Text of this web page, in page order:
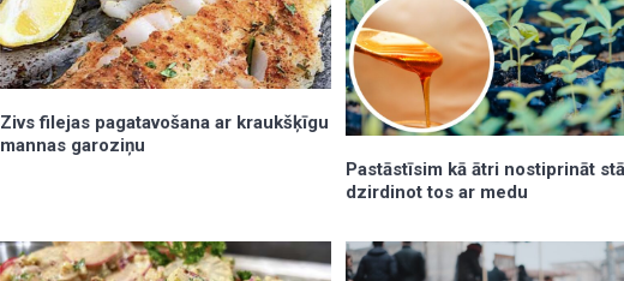
Zivs filejas pagatavošana ar kraukšķīgu
mannas garoziņu
Pastāstīsim kā ātri nostiprināt
dzirdinot tos ar medu